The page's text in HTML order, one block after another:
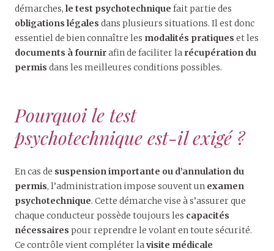
démarches, le test psychotechnique fait partie des
obligations légales dans plusieurs situations. Il est donc
essentiel de bien connaître les modalités pratiques et les
documents à fournirafin de faciliter la récupération du
permis dans les meilleures conditions possibles.
Pourquoi le test
psychotechnique est-il exigé ?
En cas de suspension importante ou d’annulation du
permis, l’administration impose souvent un examen
psychotechnique. Cette démarche vise à s’assurer que
chaque conducteur possède toujours les capacités
nécessaires pour reprendre le volant en toute sécurité.
Ce contrôle vient compléter la visite médicale